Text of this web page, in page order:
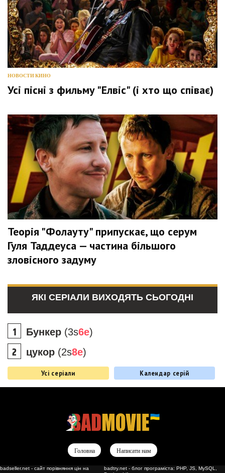
НОВОСТИ КИНО
Усі пісні з фильму "Елвіс" (і хто що співає)
Теорія "Фолауту" припускає, що серум
Гуля Таддеуса — частина більшого
зловісного задуму
ЯКІ СЕРІАЛИ ВИХОДЯТЬ СЬОГОДНІ
Бункер (3s6e)
цукор (2s8e)
Усі серіали Календар серій
Головна Написати нам
badseller.net - сайт порівняння цін на
badtry.net - блог програміста: PHP, JS, MySQL,